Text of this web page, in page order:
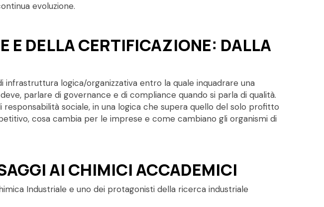
evoluzione.
E DELLA CERTIFICAZIONE: DALLA
infrastruttura logica/organizzativa entro la quale inquadrare una
parlare di governance e di compliance quando si parla di qualità.
sociale, in una logica che supera quello del solo profitto
cosa cambia per le imprese e come cambiano gli organismi di
AI CHIMICI ACCADEMICI
Industriale e uno dei protagonisti della ricerca industriale